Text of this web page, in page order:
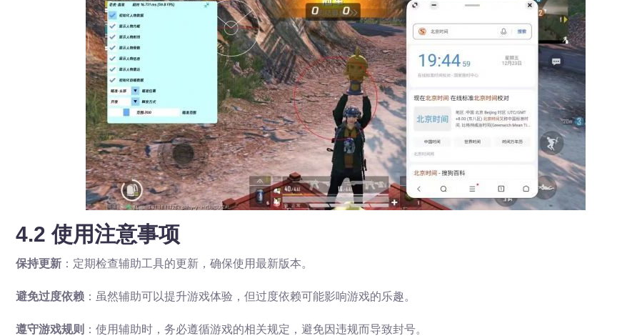
4.2 使用注意事项
保持更新 ：定期检查辅助工具的更新，确保使用最新版本。
避免过度依赖 ：虽然辅助可以提升游戏体验，但过度依赖可能影响游戏的乐趣。
遵守游戏规则 ：使用辅助时，务必遵循游戏的相关规定，避免因违规而导致封号。